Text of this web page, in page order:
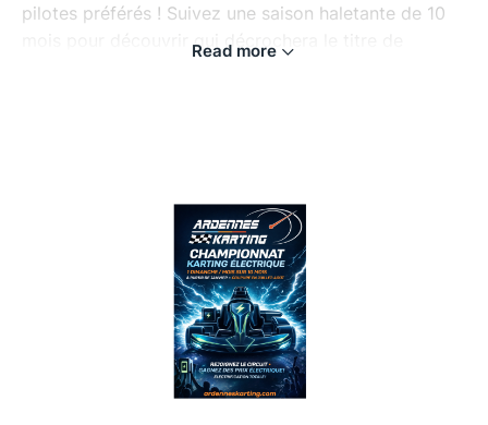
pilotes préférés ! Suivez une saison haletante de 10
mois pour découvrir qui décrochera le titre de
course et adrénaline garantie chaque
Réservez votre place en tribune dès maintenant pour
ne rien manquer de la compétition !
Read more